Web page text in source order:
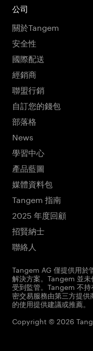
公司
關於Tangem
安全性
國際配送
經銷商
聯盟行銷
自訂您的錢包
部落格
News
學習中心
產品藍圖
媒體資料包
Tangem 指南
2025 年度回顧
招賢納士
聯絡人
Tangem AG 僅提供用於
解決方案。Tangem 並
受到監管。Tangem 不
密交易服務由第三方提
的使用提供建議或推薦。